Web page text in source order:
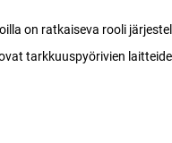
on ratkaiseva rooli
tarkkuuspyörivien